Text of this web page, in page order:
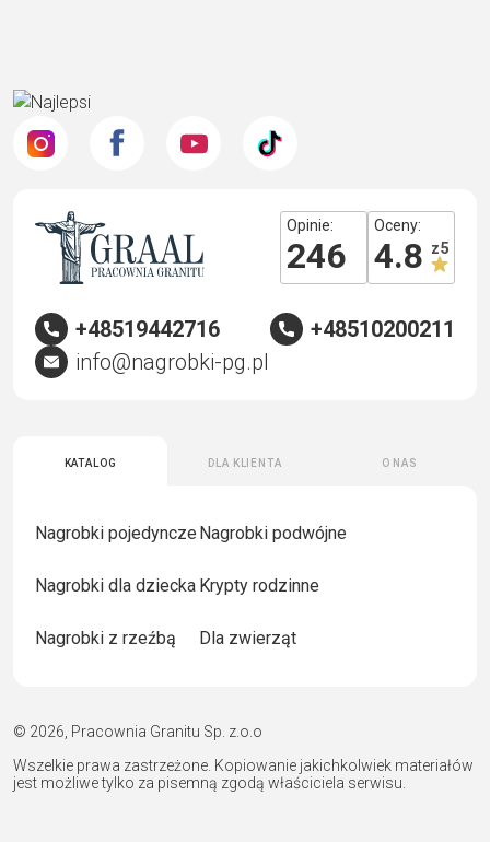
Katalog Dla klienta O nas
Nagrobki pojedyncze Nagrobki podwójne
Nagrobki dla dziecka Krypty rodzinne
Nagrobki z rzeźbą Dla zwierząt
Opinie:
246
Oceny:
4.8 z 5
+48519442716
+48510200211
info@nagrobki-pg.pl
Wszelkie prawa zastrzeżone. Kopiowanie jakichkolwiek materiałów
jest możliwe tylko za pisemną zgodą właściciela serwisu.
© 2026, Pracownia Granitu Sp. z.o.o